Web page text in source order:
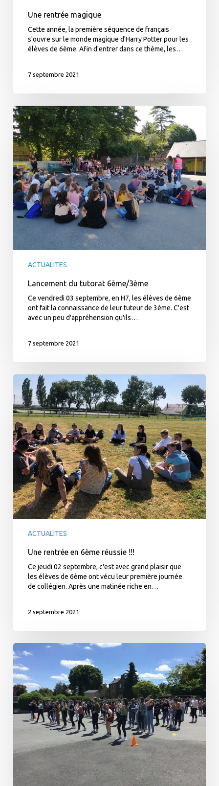
Une rentrée magique
Cette année, la première séquence de français
s'ouvre sur le monde magique d'Harry Potter pour les
élèves de 6ème. Afin d'entrer dans ce thème, les…
7 septembre 2021
Lancement
du
tutorat
6ème/3ème
ACTUALITES
Lancement du tutorat 6ème/3ème
Ce vendredi 03 septembre, en H7, les élèves de 6ème
ont fait la connaissance de leur tuteur de 3ème. C'est
avec un peu d'appréhension qu'ils…
7 septembre 2021
Une
rentrée
en
6ème
réussie
!!!
ACTUALITES
Une rentrée en 6ème réussie !!!
Ce jeudi 02 septembre, c'est avec grand plaisir que
les élèves de 6ème ont vécu leur première journée
de collégien. Après une matinée riche en…
2 septembre 2021
Flashmob
au
collège
de
Martigné